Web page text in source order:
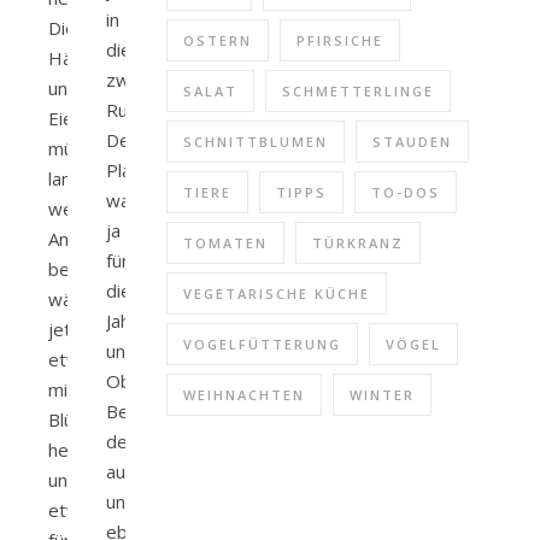
Die
Häschen
und
Eier
müssen
langsam
weichen.
Am
besten
wäre
jetzt
etwas
mit
Blümchen,
hell
und
etwas
in
die
zweite
Runde.
Der
Plan
war
ja
für
dieses
Jahr
unseren
Obstbaum-
Bestand
deutlich
aufzufüllen
und
ebenso
OSTERN PFIRSICHE
SALAT SCHMETTERLINGE
SCHNITTBLUMEN STAUDEN
TIERE TIPPS TO-DOS
TOMATEN TÜRKRANZ
VEGETARISCHE KÜCHE
VOGELFÜTTERUNG VÖGEL
WEIHNACHTEN WINTER